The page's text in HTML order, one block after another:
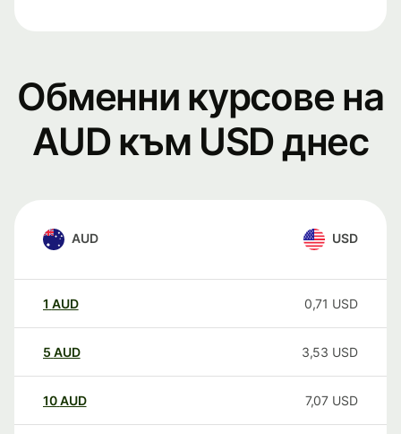
Обменни курсове на
AUD към USD днес
AUD USD
1 AUD 0,71 USD
5 AUD 3,53 USD
10AUD 7,07 USD